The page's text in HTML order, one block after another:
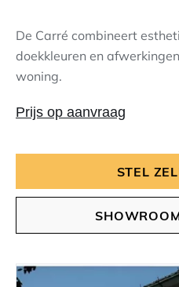
De Carré combineert
doekkleuren en
woning.
Prijs op aanvraag
STEL